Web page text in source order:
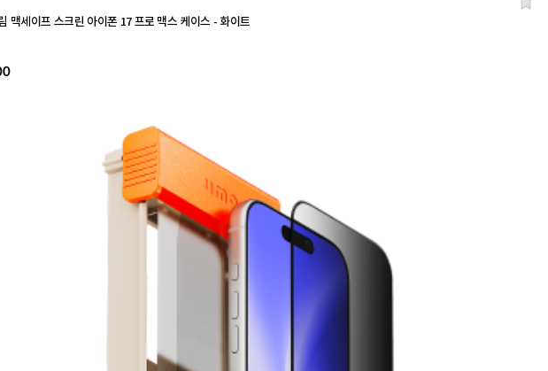
맥세이프 스크린 아이폰 17 프로 맥스 케이스 - 화이트